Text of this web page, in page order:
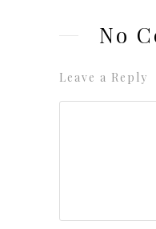
No
Leave a Reply